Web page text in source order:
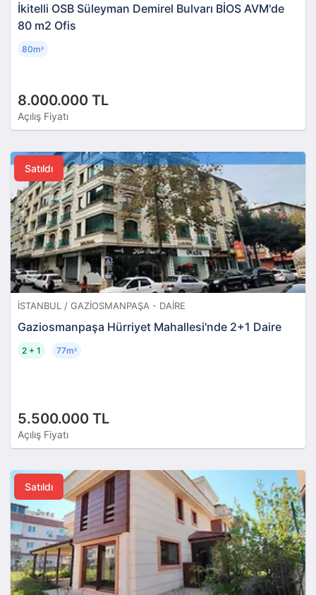
İkitelli OSB Süleyman Demirel Bulvarı BİOS AVM'de
80 m2 Ofis
8.000.000 TL
Açılış Fiyatı
80m²
Satıldı
İSTANBUL / GAZIOSMANPAŞA - DAIRE
Gaziosmanpaşa Hürriyet Mahallesi'nde 2+1 Daire
5.500.000 TL
Açılış Fiyatı
2 + 1 77m²
Satıldı